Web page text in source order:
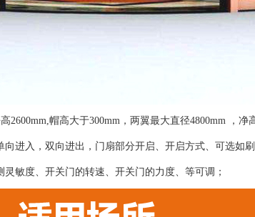
2600mm,帽高大于300mm，两翼最大直径4800mm ，净
进入，双向进出，门扇部分开启、开启方式、可选如
敏度、开关门的转速、开关门的力度、等可调；